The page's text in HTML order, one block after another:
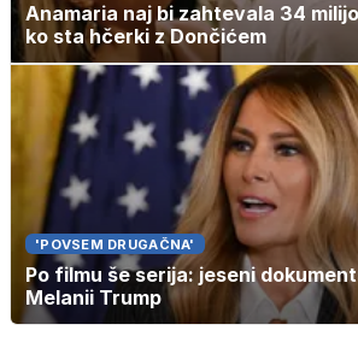
Anamaria naj bi zahtevala 34
ko sta hčerki z Dončićem
'POVSEM DRUGAČNA'
Po filmu še serija: jeseni
Melanii Trump